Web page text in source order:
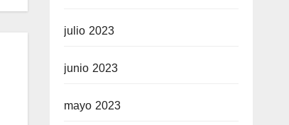
julio 2023
junio 2023
mayo 2023